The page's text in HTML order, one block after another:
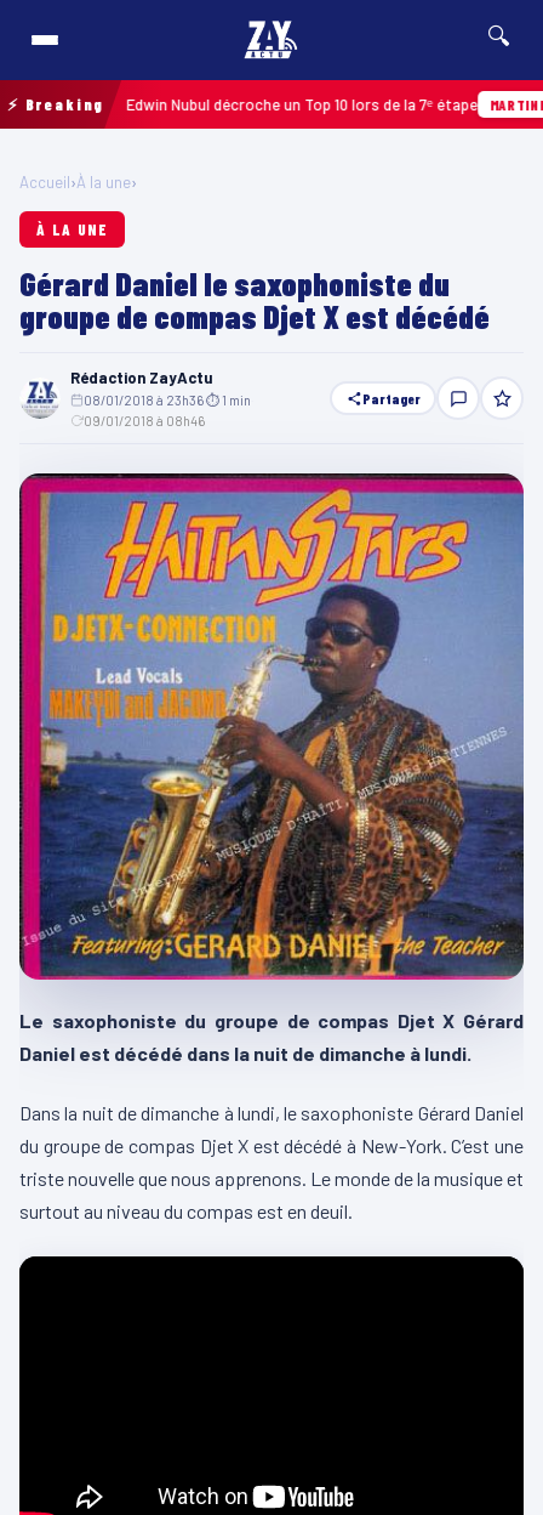
🔍
⚡ Breaking
2026 : Edwin Nubul décroche un Top 10 lors de la 7ᵉ étape MARTINIQUE
Accueil›À la une›
À LA UNE
Gérard Daniel le saxophoniste du
groupe de compas Djet X est décédé
Rédaction ZayActu
08/01/2018 à 23h36⏱ 1 min
09/01/2018 à 08h46
Partager
Le saxophoniste du groupe de compas Djet X Gérard
Daniel est décédé dans la nuit de dimanche à lundi.
Dans la nuit de dimanche à lundi, le saxophoniste Gérard Daniel
du groupe de compas Djet X est décédé à New-York. C’est une
triste nouvelle que nous apprenons. Le monde de la musique et
surtout au niveau du compas est en deuil.